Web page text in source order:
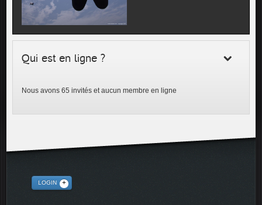
Qui est en ligne ?
Nous avons 65 invités et aucun membre en ligne
LOGIN